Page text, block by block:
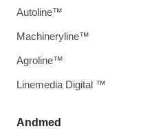
Andmed
Autoline™
Machineryline™
Agroline™
Linemedia Digital ™